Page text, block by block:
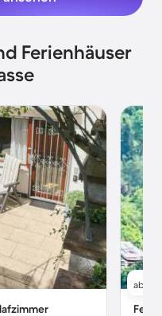
Ferienhäuser
ab